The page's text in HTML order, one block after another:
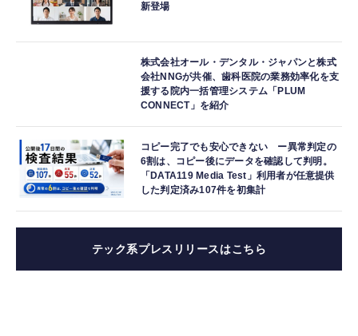
新登場
株式会社オール・デンタル・ジャパンと株式
会社NNGが共催、歯科医院の業務効率化を支
援する院内一括管理システム「PLUM
CONNECT」を紹介
コピー完了でも安心できない ー異常判定の
6割は、コピー後にデータを確認して判明。
「DATA119 Media Test」利用者が任意提供
した判定済み107件を初集計
テック系プレスリリースはこちら